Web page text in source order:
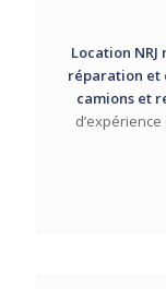
Location
réparation et
camions et